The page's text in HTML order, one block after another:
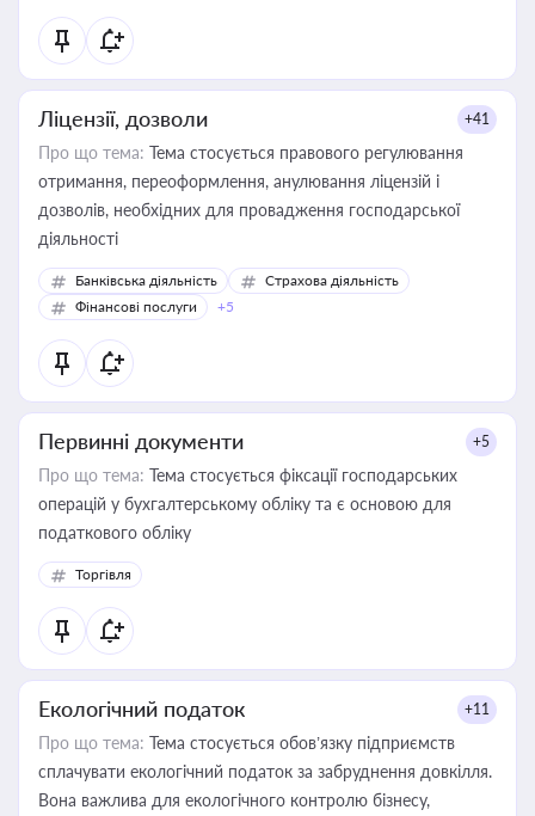
Ліцензії, дозволи +41
Про що тема: Тема стосується правового регулювання
отримання, переоформлення, анулювання ліцензій і
дозволів, необхідних для провадження господарської
діяльності
Банківська діяльність
Страхова діяльність
Фінансові послуги
+5
Первинні документи +5
Про що тема: Тема стосується фіксації господарських
операцій у бухгалтерському обліку та є основою для
податкового обліку
Торгівля
Екологічний податок +11
Про що тема: Тема стосується обов’язку підприємств
сплачувати екологічний податок за забруднення довкілля.
Вона важлива для екологічного контролю бізнесу,